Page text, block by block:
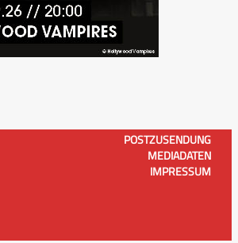
POSTZUSENDUNG
MEDIADATEN
IMPRESSUM